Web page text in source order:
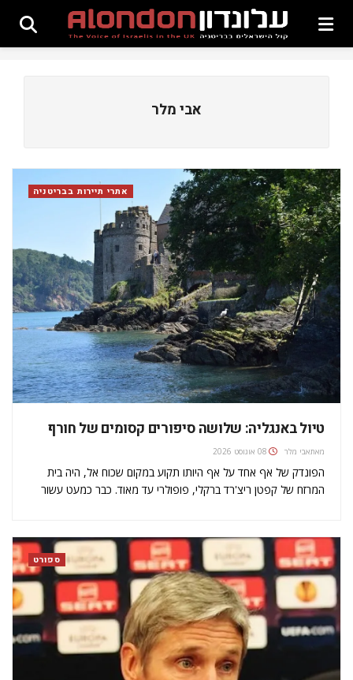
אבי מלר
אתרי תיירות בבריטניה
טיול באנגליה: שלושה סיפורים קסומים של חורף
מאתאבי מלר 08 אוגוסט 2026
הפונדק של אף אחד על אף היותו תקוע במקום שכוח אל, היה בית
המרזח של קפטן ריצ'רד ברקלי, פופולרי עד מאוד. כבר כמעט עשור
במערב דבון.…
ספורט